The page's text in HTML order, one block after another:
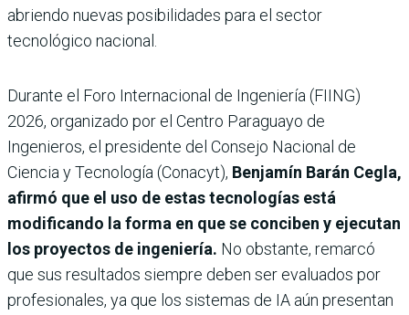
abriendo nuevas posibilidades para el sector
tecnológico nacional.
Durante el Foro Internacional de Ingeniería (FIING)
2026, organizado por el Centro Paraguayo de
Ingenieros, el presidente del Consejo Nacional de
Ciencia y Tecnología (Conacyt), Benjamín Barán Cegla,
afirmó que el uso de estas tecnologías está
modificando la forma en que se conciben y ejecutan
los proyectos de ingeniería. No obstante, remarcó
que sus resultados siempre deben ser evaluados por
profesionales, ya que los sistemas de IA aún presentan